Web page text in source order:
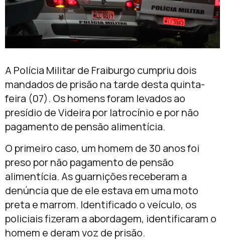
A Polícia Militar de Fraiburgo cumpriu dois
mandados de prisão na tarde desta quinta-
feira (07). Os homens foram levados ao
presídio de Videira por latrocínio e por não
pagamento de pensão alimentícia.
O primeiro caso, um homem de 30 anos foi
preso por não pagamento de pensão
alimentícia. As guarnições receberam a
denúncia que de ele estava em uma moto
preta e marrom. Identificado o veículo, os
policiais fizeram a abordagem, identificaram o
homem e deram voz de prisão.